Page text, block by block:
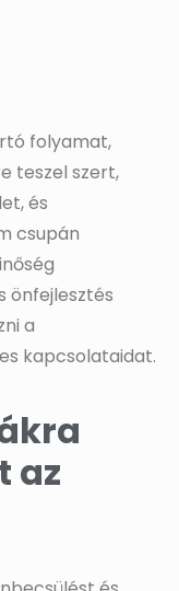
folyamat,
teszel szert,
és
csupán
önfejlesztés
a
kapcsolataidat.
az